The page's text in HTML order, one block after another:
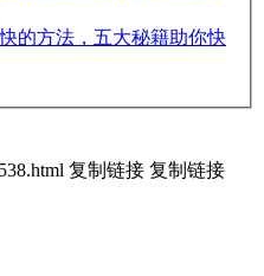
的方法，五大秘籍助你快
复制链接 复制链接